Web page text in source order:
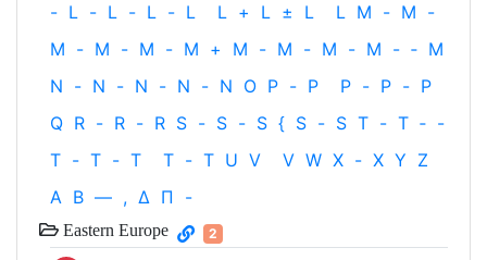
- L - L - L - L L + L ± L L M - M -
M - M - M - M + M - M - M - M - ‐ M
N - N - N - N - N O P - P P - P - P
Q R - R - R S - S - S { S - S T - T ‐ -
T - T - T T - T U V V W X - X Y Z
Α Β — , Δ Π -
Eastern Europe 2